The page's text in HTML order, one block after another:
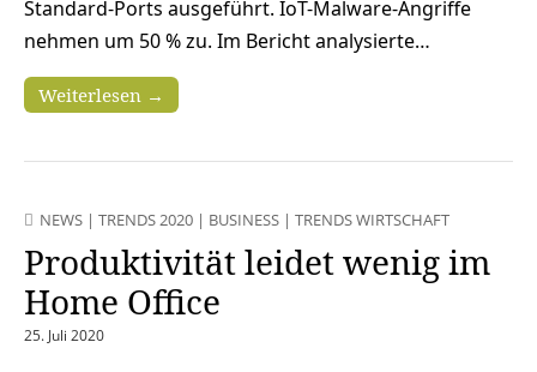
Standard-Ports ausgeführt. IoT-Malware-Angriffe
nehmen um 50 % zu. Im Bericht analysierte…
Weiterlesen →
NEWS | TRENDS 2020 | BUSINESS | TRENDS WIRTSCHAFT
Produktivität leidet wenig im
Home Office
25. Juli 2020